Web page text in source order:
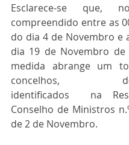
Esclarece-se que,
compreendido entre as
do dia 4 de Novembro e
dia 19 de Novembro de
medida abrange um
concelhos,
identificados  na
Conselho de Ministros
de 2 de Novembro.